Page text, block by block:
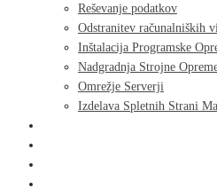
Reševanje podatkov
Odstranitev računalniških
Inštalacija Programske
Nadgradnja Strojne
Omrežje Serverji
Izdelava Spletnih Strani